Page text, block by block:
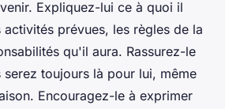
Expliquez-lui ce à quoi il
prévues, les règles de la
qu'il aura. Rassurez-le
toujours là pour lui, même
Encouragez-le à exprimer